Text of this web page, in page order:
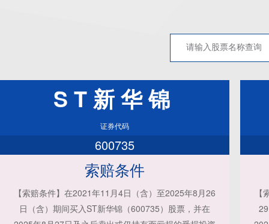
ST新华锦
证券代码
600735
索赔条件
【索赔条件】在2021年11月4日（含）至2025年8月26
日（含）期间买入ST新华锦（600735）股票，并在